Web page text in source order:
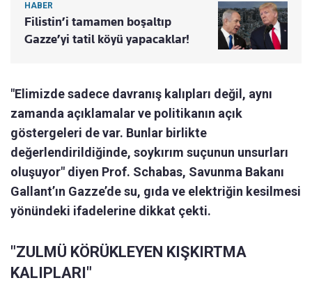
HABER
Filistin’i tamamen boşaltıp
Gazze’yi tatil köyü yapacaklar!
"Elimizde sadece davranış kalıpları değil, aynı
zamanda açıklamalar ve politikanın açık
göstergeleri de var. Bunlar birlikte
değerlendirildiğinde, soykırım suçunun unsurları
oluşuyor" diyen Prof. Schabas, Savunma Bakanı
Gallant’ın Gazze’de su, gıda ve elektriğin kesilmesi
yönündeki ifadelerine dikkat çekti.
"ZULMÜ KÖRÜKLEYEN KIŞKIRTMA
KALIPLARI"